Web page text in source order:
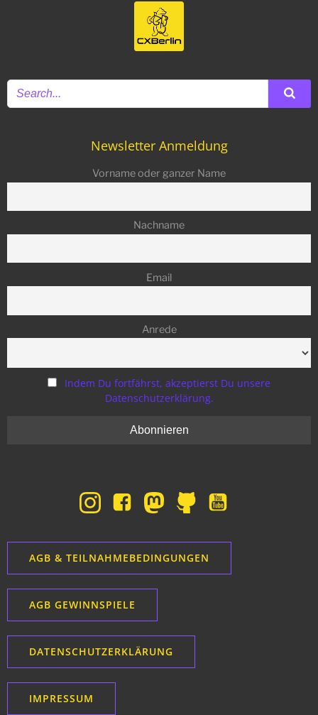
Newsletter Anmeldung
Vorname oder ganzer Name
Nachname
Email
Anrede
Indem Du fortfährst, akzeptierst Du unsere
Datenschutzerklärung.
AGB & TEILNAHMEBEDINGUNGEN
AGB GEWINNSPIELE
DATENSCHUTZERKLÄRUNG
IMPRESSUM